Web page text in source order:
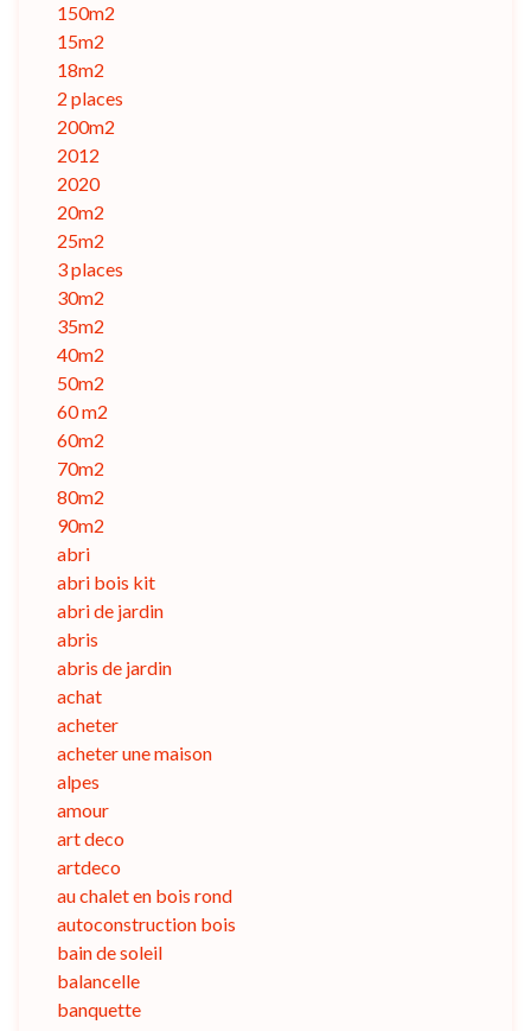
150m2
15m2
18m2
2 places
200m2
2012
2020
20m2
25m2
3 places
30m2
35m2
40m2
50m2
60 m2
60m2
70m2
80m2
90m2
abri
abri bois kit
abri de jardin
abris
abris de jardin
achat
acheter
acheter une maison
alpes
amour
art deco
artdeco
au chalet en bois rond
autoconstruction bois
bain de soleil
balancelle
banquette